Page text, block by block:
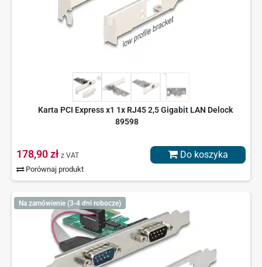
Karta PCI Express x1 1x RJ45 2,5 Gigabit LAN Delock
89598
178,90 zł z VAT
Porównaj produkt
Do koszyka
Na zamówienie (3-4 dni robocze)